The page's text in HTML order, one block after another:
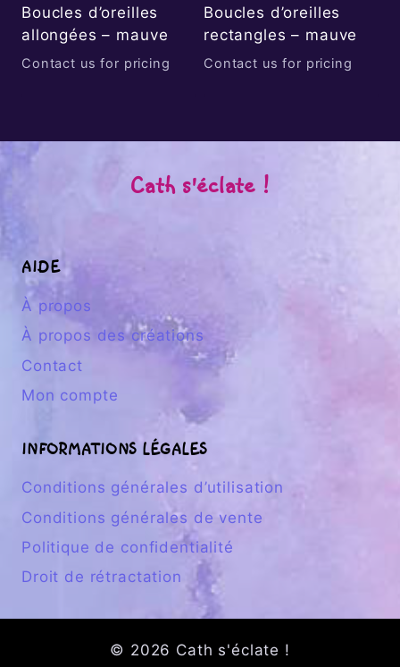
Boucles d’oreilles
allongées – mauve
Contact us for pricing
Boucles d’oreilles
rectangles – mauve
Contact us for pricing
Cath s'éclate !
AIDE
À propos
À propos des créations
Contact
Mon compte
INFORMATIONS LÉGALES
Conditions générales d’utilisation
Conditions générales de vente
Politique de confidentialité
Droit de rétractation
© 2026 Cath s'éclate !